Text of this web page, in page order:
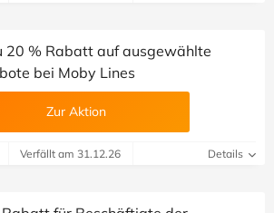
20 % Rabatt auf ausgewählte
bei Moby Lines
Zur Aktion
Verfällt am 31.12.26 Details